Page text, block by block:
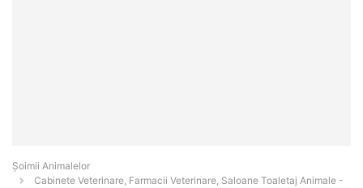
Şoimii Animalelor
Cabinete Veterinare, Farmacii Veterinare, Saloane Toaletaj Animale -